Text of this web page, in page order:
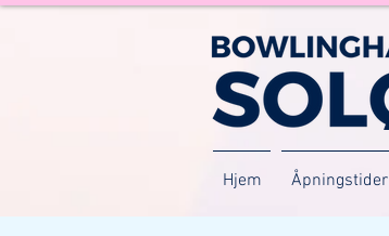
Hjem Åpningstider